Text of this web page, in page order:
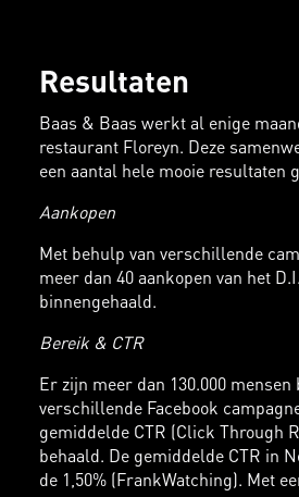
Resultaten
Baas & Baas werkt al enige
restaurant Floreyn. Deze
een aantal hele mooie resultaten
Aankopen
Met behulp van verschillende
meer dan 40 aankopen van het
binnengehaald.
Bereik & CTR
Er zijn meer dan 130.000
verschillende Facebook
gemiddelde CTR (Click Through
behaald. De gemiddelde CTR in
de 1,50% (FrankWatching). Met